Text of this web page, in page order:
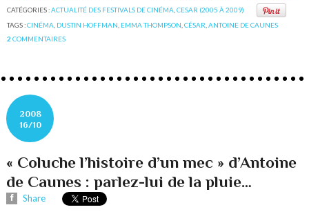
CATÉGORIES :ACTUALITÉ DES FESTIVALS DE CINÉMA ,CESAR (2005 À 2009)
TAGS :CINÉMA DUSTIN HOFFMAN EMMA THOMPSON ,CÉSAR ,ANTOINE DE CAUNES
2 COMMENTAIRES
2008
16/10
« Coluche l’histoire d’un mec » d’Antoine
de Caunes : parlez-lui de la pluie…
Share